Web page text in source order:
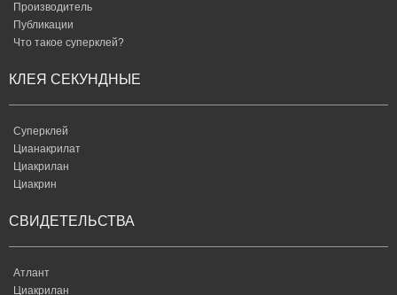
Производитель
Публикации
Что такое суперклей?
КЛЕЯ СЕКУНДНЫЕ
Суперклей
Цианакрилат
Циакрилан
Циакрин
СВИДЕТЕЛЬСТВА
Атлант
Циакрилан